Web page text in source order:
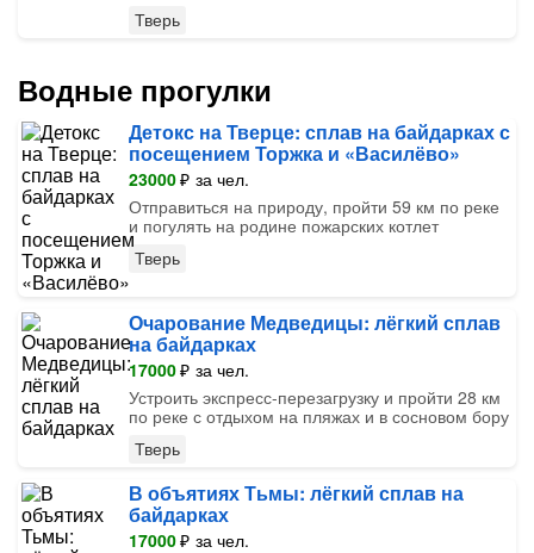
Тверь
Водные прогулки
Детокс на Тверце: сплав на байдарках с
посещением Торжка и «Василёво»
23000₽ за чел.
Отправиться на природу, пройти 59 км по реке
и погулять на родине пожарских котлет
Тверь
Очарование Медведицы: лёгкий сплав
на байдарках
17000₽ за чел.
Устроить экспресс-перезагрузку и пройти 28 км
по реке с отдыхом на пляжах и в сосновом бору
Тверь
В объятиях Тьмы: лёгкий сплав на
байдарках
17000₽ за чел.